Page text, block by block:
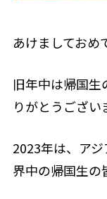
あけましておめ
旧年中は帰国
りがとうござい
2023年は、ア
界中の帰国生の